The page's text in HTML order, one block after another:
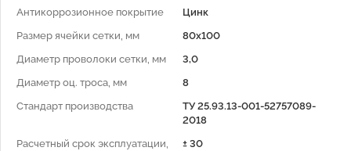
Антикоррозионное покрытие
Цинк
Размер ячейки сетки, мм
80х100
Диаметр проволоки сетки, мм
3,0
Диаметр оц. троса, мм
8
Стандарт производства
ТУ 25.93.13-001-52757089-
2018
Расчетный срок эксплуатации,
± 30